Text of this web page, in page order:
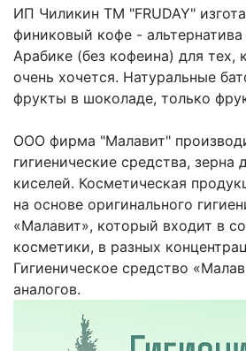
ИП Чиликин ТМ "FRUDAY"
финиковый кофе - альтернатива
Арабике (без кофеина) для тех,
очень хочется. Натуральные
фрукты в шоколаде, только
ООО фирма "Малавит"
гигиенические средства, зерна
киселей. Косметическая
на основе оригинального
«Малавит», который входит в
косметики, в разных
Гигиеническое средство
аналогов.